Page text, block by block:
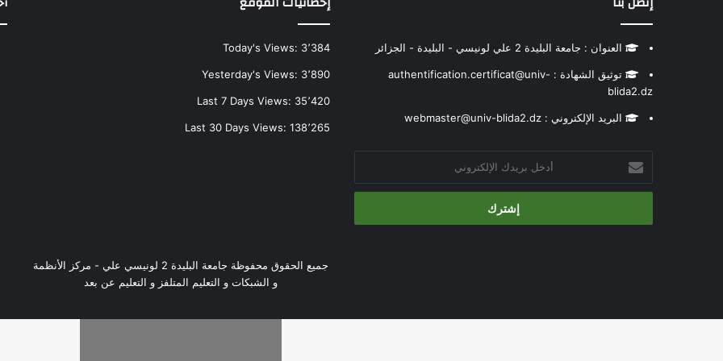
العنوان : جامعة البليدة 2 علي لونيسي - البليدة - الجزائر
توثيق الشهادة : authentification.certificat@univ-
blida2.dz
البريد الإلكتروني : webmaster@univ-blida2.dz
بريدك
الإلكتروني
Today's Views: 3٬384
Yesterday's Views: 3٬890
Last 7 Days Views: 35٬420
Last 30 Days Views:138٬265
جميع الحقوق محفوظة جامعة البليدة 2 لونيسي علي - مركز الأنظمة
و الشبكات و التعليم المتلفز و التعليم عن بعد